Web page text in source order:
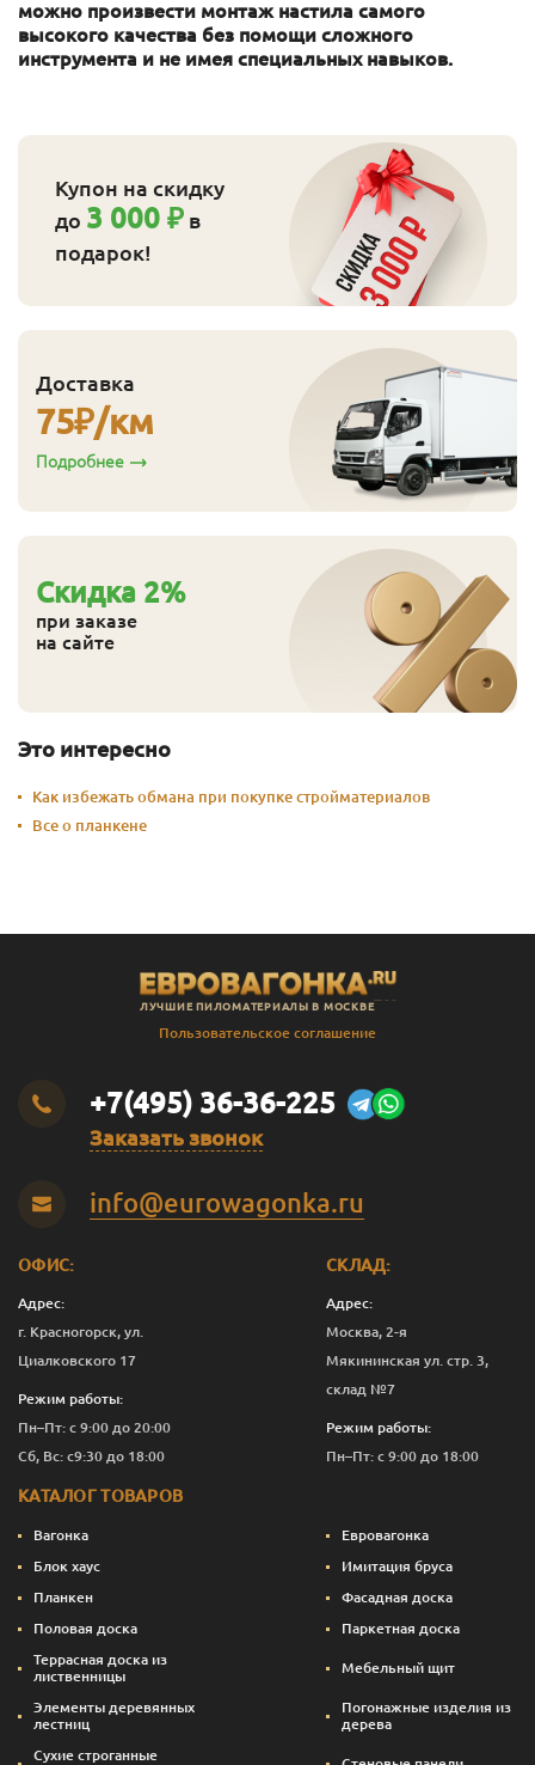
можно произвести монтаж настила самого
высокого качества без помощи сложного
инструмента и не имея специальных навыков.
Купон на скидку
до 3 000 ₽ в
подарок!
Доставка
75₽/км
Подробнее
Cкидка 2%
при заказе
на сайте
Это интересно
Как избежать обмана при покупке стройматериалов
Все о планкене
ЛУЧШИЕ ПИЛОМАТЕРИАЛЫ В МОСКВЕ
Пользовательское соглашение
+7(495) 36-36-225
Заказать звонок
info@eurowagonka.ru
ОФИС:
Адрес:
г. Красногорск, ул.
Циалковского 17
Режим работы:
Пн–Пт: с 9:00 до 20:00
Сб, Вс: с9:30 до 18:00
СКЛАД:
Адрес:
Москва, 2-я
Мякининская ул. стр. 3,
склад №7
Режим работы:
Пн–Пт: с 9:00 до 18:00
КАТАЛОГ ТОВАРОВ
Вагонка
Евровагонка
Блок хаус
Имитация бруса
Планкен
Фасадная доска
Половая доска
Паркетная доска
Террасная доска из
лиственницы
Мебельный щит
Элементы деревянных
лестниц
Погонажные изделия из
дерева
Сухие строганные